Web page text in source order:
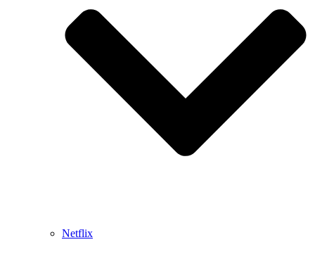
Netflix